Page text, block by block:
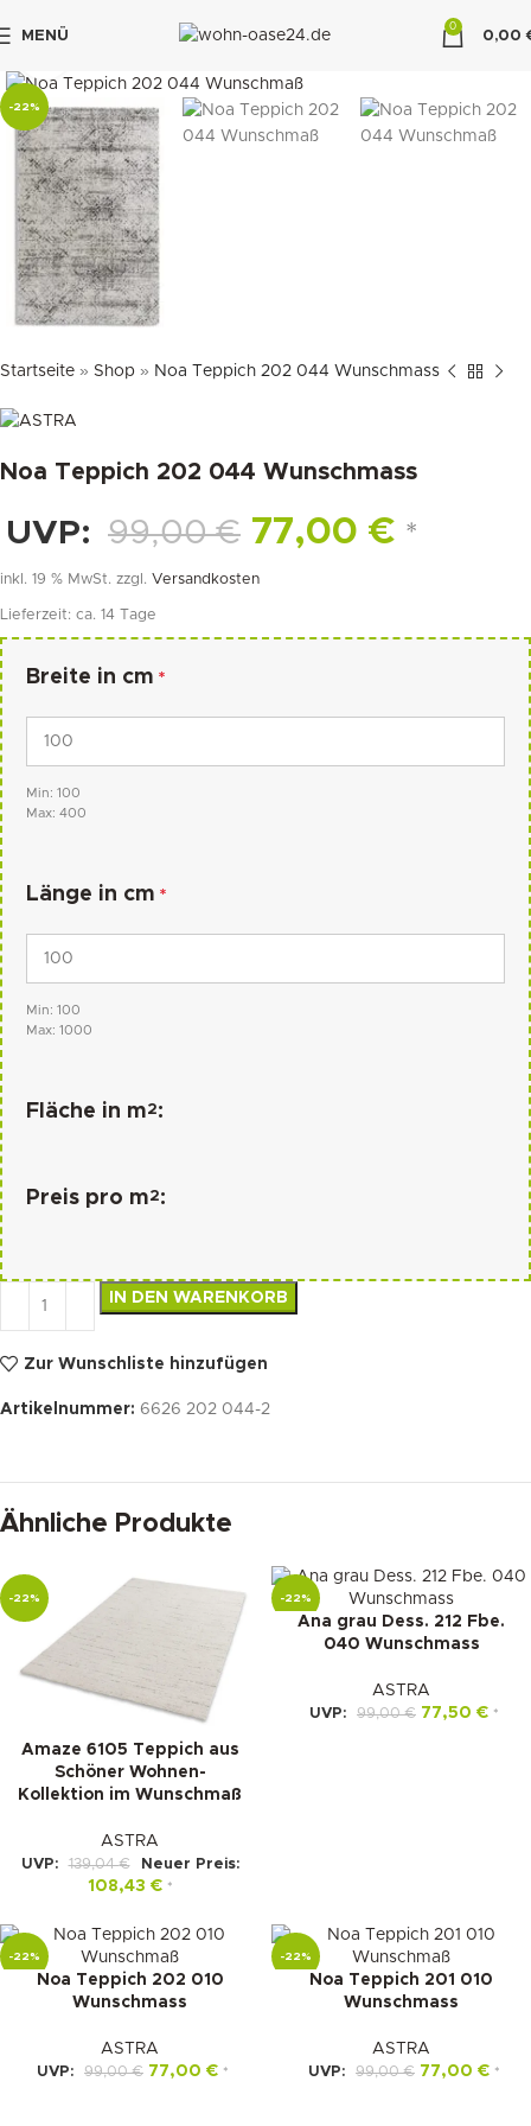
MENÜ
0
0,00
-22%
Startseite » Shop » Noa Teppich 202 044 Wunschmass
Noa Teppich 202 044 Wunschmass
UVP: 99,00€ 77,00 € *
inkl. 19 % MwSt. zzgl. Versandkosten
Lieferzeit: ca. 14 Tage
Breite in cm *
Min: 100
Max: 400
Länge in cm *
Min: 100
Max: 1000
Fläche in m2:
Preis pro m2:
IN DEN WARENKORB
Zur Wunschliste hinzufügen
Artikelnummer: 6626 202 044-2
Ähnliche Produkte
-22%
Amaze 6105 Teppich aus
Schöner Wohnen-
Kollektion im Wunschmaß
ASTRA
UVP: 139,04€ Neuer Preis:
108,43 € *
-22%
Ana grau Dess. 212 Fbe.
040 Wunschmass
ASTRA
UVP: 99,00€ 77,50 € *
-22%
Noa Teppich 202 010
Wunschmass
ASTRA
UVP: 99,00€ 77,00 € *
-22%
Noa Teppich 201 010
Wunschmass
ASTRA
UVP: 99,00€ 77,00 € *